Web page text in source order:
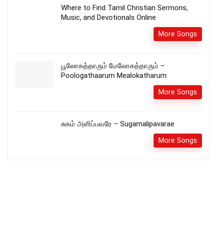
Where to Find Tamil Christian Sermons,
Music, and Devotionals Online
More Songs
பூலோகத்தாரும் மேலோகத்தாரும் –
Poologathaarum Mealokatharum
More Songs
சுகம் அளிப்பவரே – Sugamalipavarae
More Songs